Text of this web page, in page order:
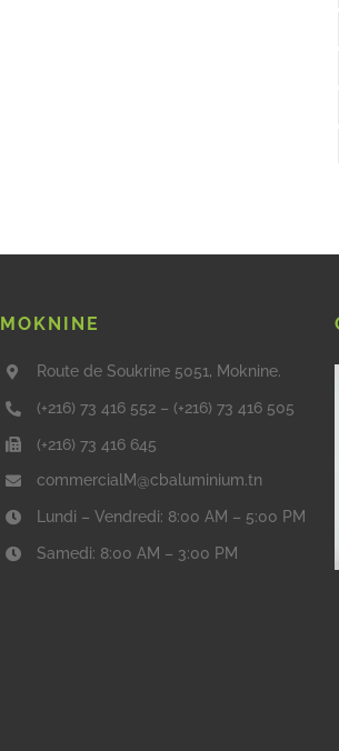
MOKNINE
Route de Soukrine 5051, Moknine.
(+216) 73 416 552 – (+216) 73 416 505
(+216) 73 416 645
commercialM@cbaluminium.tn
Lundi – Vendredi: 8:00 AM – 5:00 PM
Samedi: 8:00 AM – 3:00 PM